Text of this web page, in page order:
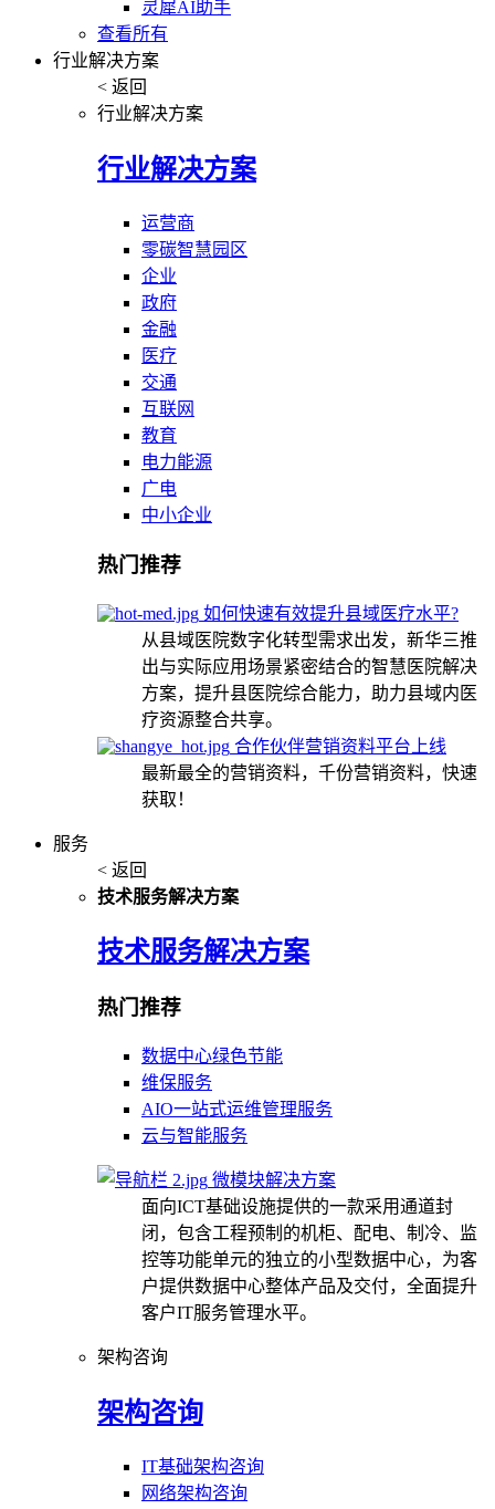
灵犀AI助手
查看所有
行业解决方案
< 返回
行业解决方案
行业解决方案
运营商
零碳智慧园区
企业
政府
金融
医疗
交通
互联网
教育
电力能源
广电
中小企业
热门推荐
如何快速有效提升县域医疗水平?
从县域医院数字化转型需求出发，新华三推
出与实际应用场景紧密结合的智慧医院解决
方案，提升县医院综合能力，助力县域内医
疗资源整合共享。
合作伙伴营销资料平台上线
最新最全的营销资料，千份营销资料，快速
获取！
服务
< 返回
技术服务解决方案
技术服务解决方案
热门推荐
数据中心绿色节能
维保服务
AIO一站式运维管理服务
云与智能服务
微模块解决方案
面向ICT基础设施提供的一款采用通道封
闭，包含工程预制的机柜、配电、制冷、监
控等功能单元的独立的小型数据中心，为客
户提供数据中心整体产品及交付，全面提升
客户IT服务管理水平。
架构咨询
架构咨询
IT基础架构咨询
网络架构咨询